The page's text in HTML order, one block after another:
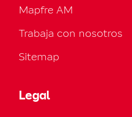
Mapfre AM
Trabaja con nosotros
Sitemap
Legal